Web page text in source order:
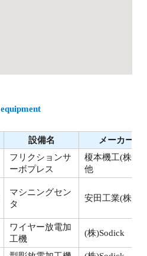
equipment
設備名 メーカー
フリクションサ
ーボプレス
榎本機工(株)
他
マシニングセン
タ
安田工業(株)他
ワイヤー放電加
工機
(株)Sodick